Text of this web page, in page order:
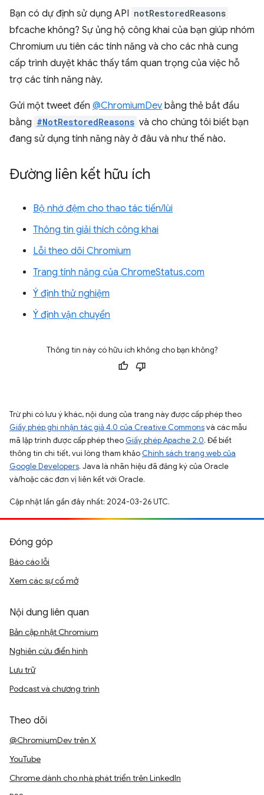
Bạn có dự định sử dụng API notRestoredReasons
bfcache không? Sự ủng hộ công khai của bạn giúp nhóm
Chromium ưu tiên các tính năng và cho các nhà cung
cấp trình duyệt khác thấy tầm quan trọng của việc hỗ
trợ các tính năng này.
Gửi một tweet đến @ChromiumDev bằng thẻ bắt đầu
bằng #NotRestoredReasons và cho chúng tôi biết bạn
đang sử dụng tính năng này ở đâu và như thế nào.
Đường liên kết hữu ích
Bộ nhớ đệm cho thao tác tiến/lùi
Thông tin giải thích công khai
Lỗi theo dõi Chromium
Trang tính năng của ChromeStatus.com
Ý định thử nghiệm
Ý định vận chuyển
Thông tin này có hữu ích không cho bạn không?
Trừ phi có lưu ý khác, nội dung của trang này được cấp phép theo
Giấy phép ghi nhận tác giả 4.0 của Creative Commonsvà các mẫu
mã lập trình được cấp phép theo Giấy phép Apache 2.0. Để biết
thông tin chi tiết, vui lòng tham khảo Chính sách trang web của
Google Developers. Java là nhãn hiệu đã đăng ký của Oracle
và/hoặc các đơn vị liên kết với Oracle.
Cập nhật lần gần đây nhất: 2024-03-26 UTC.
Đóng góp
Báo cáo lỗi
Xem các sự cố mở
Nội dung liên quan
Bản cập nhật Chromium
Nghiên cứu điển hình
Lưu trữ
Podcast và chương trình
Theo dõi
@ChromiumDev trên X
YouTube
Chrome dành cho nhà phát triển trên LinkedIn